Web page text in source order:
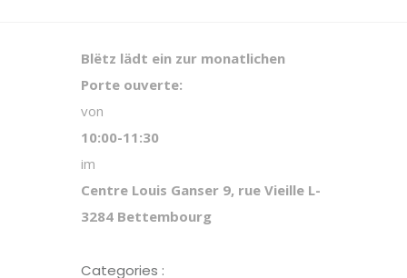
Blëtz lädt ein zur monatlichen
Porte ouverte:
von
10:00-11:30
im
Centre Louis Ganser 9, rue Vieille L-
3284 Bettembourg
Categories :